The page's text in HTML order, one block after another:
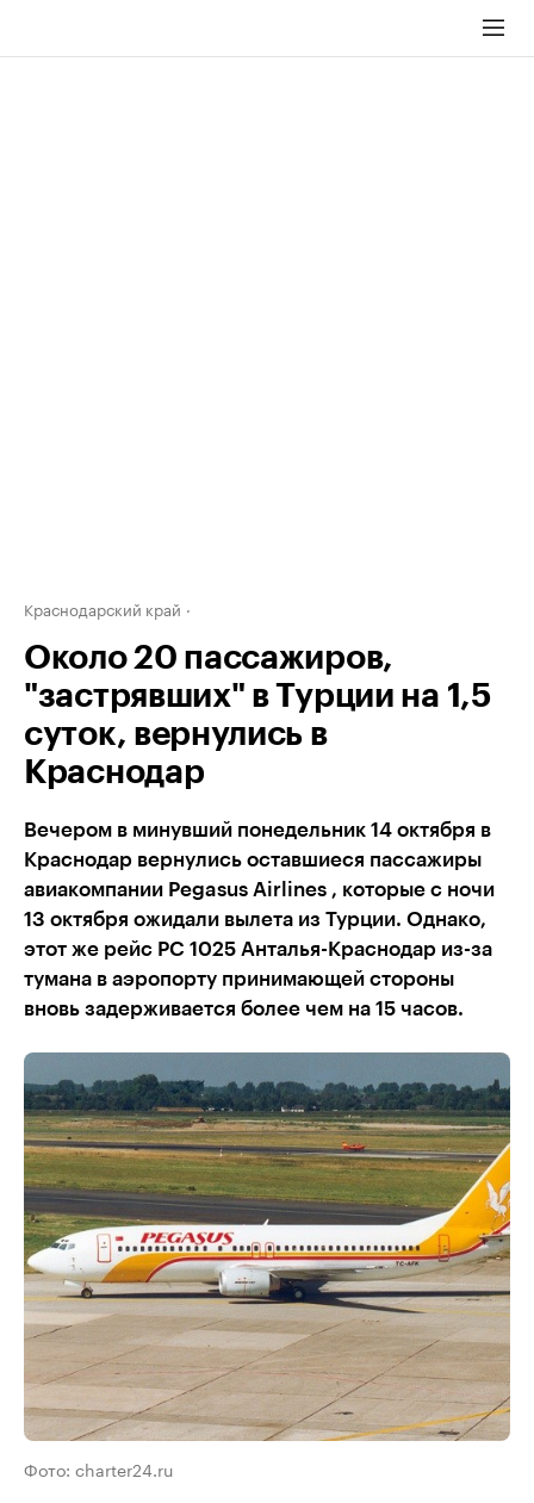
Краснодарский край
Около 20 пассажиров,
"застрявших" в Турции на 1,5
суток, вернулись в
Краснодар
Вечером в минувший понедельник 14 октября в
Краснодар вернулись оставшиеся пассажиры
авиакомпании Pegasus Airlines , которые с ночи
13 октября ожидали вылета из Турции. Однако,
этот же рейс PC 1025 Анталья-Краснодар из-за
тумана в аэропорту принимающей стороны
вновь задерживается более чем на 15 часов.
Фото: charter24.ru